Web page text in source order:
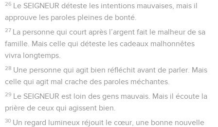
26 Le SEIGNEUR déteste les intentions mauvaises, mais il
approuve les paroles pleines de bonté.
27 La personne qui court après l’argent fait le malheur de sa
famille. Mais celle qui déteste les cadeaux malhonnêtes
vivra longtemps.
28 Une personne qui agit bien réfléchit avant de parler. Mais
celle qui agit mal crache des paroles méchantes.
29 Le SEIGNEUR est loin des gens mauvais. Mais il écoute la
prière de ceux qui agissent bien.
30 Un regard lumineux réjouit le cœur, une bonne nouvelle